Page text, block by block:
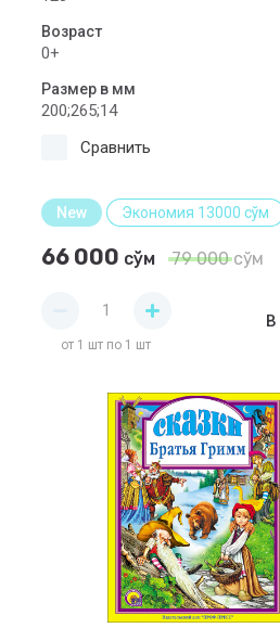
Возраст
0+
Размер в мм
200;265;14
Сравнить
New Экономия 13000 сўм
66 000 сўм 79 000сўм
от 1 шт по 1 шт
В